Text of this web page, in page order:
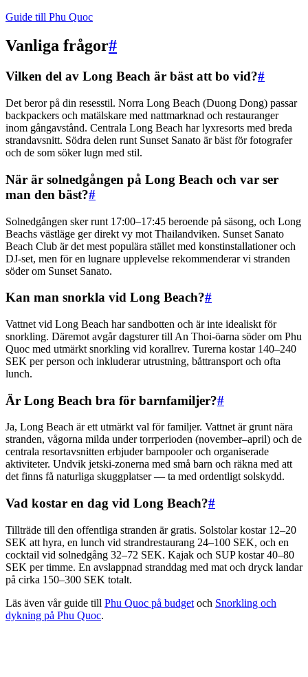
Guide till Phu Quoc
Vanliga frågor#
Vilken del av Long Beach är bäst att bo vid?#
Det beror på din resesstil. Norra Long Beach (Duong Dong) passar
backpackers och matälskare med nattmarknad och restauranger
inom gångavstånd. Centrala Long Beach har lyxresorts med breda
strandavsnitt. Södra delen runt Sunset Sanato är bäst för fotografer
och de som söker lugn med stil.
När är solnedgången på Long Beach och var ser
man den bäst?#
Solnedgången sker runt 17:00–17:45 beroende på säsong, och Long
Beachs västläge ger direkt vy mot Thailandviken. Sunset Sanato
Beach Club är det mest populära stället med konstinstallationer och
DJ-set, men för en lugnare upplevelse rekommenderar vi stranden
söder om Sunset Sanato.
Kan man snorkla vid Long Beach?#
Vattnet vid Long Beach har sandbotten och är inte idealiskt för
snorkling. Däremot avgår dagsturer till An Thoi-öarna söder om Phu
Quoc med utmärkt snorkling vid korallrev. Turerna kostar 140–240
SEK per person och inkluderar utrustning, båttransport och ofta
lunch.
Är Long Beach bra för barnfamiljer?#
Ja, Long Beach är ett utmärkt val för familjer. Vattnet är grunt nära
stranden, vågorna milda under torrperioden (november–april) och de
centrala resortavsnitten erbjuder barnpooler och organiserade
aktiviteter. Undvik jetski-zonerna med små barn och räkna med att
det finns få naturliga skuggplatser — ta med ordentligt solskydd.
Vad kostar en dag vid Long Beach?#
Tillträde till den offentliga stranden är gratis. Solstolar kostar 12–20
SEK att hyra, en lunch vid strandrestaurang 24–100 SEK, och en
cocktail vid solnedgång 32–72 SEK. Kajak och SUP kostar 40–80
SEK per timme. En avslappnad stranddag med mat och dryck landar
på cirka 150–300 SEK totalt.
Läs även vår guide till Phu Quoc på budget och Snorkling och
dykning på Phu Quoc.